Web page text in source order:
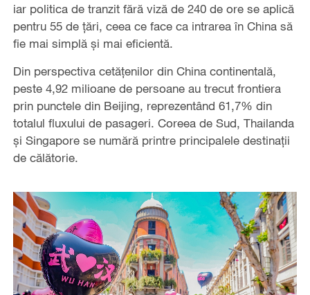
iar politica de tranzit fără viză de 240 de ore se aplică
pentru 55 de țări, ceea ce face ca intrarea în China să
fie mai simplă și mai eficientă.
Din perspectiva cetățenilor din China continentală,
peste 4,92 milioane de persoane au trecut frontiera
prin punctele din Beijing, reprezentând 61,7% din
totalul fluxului de pasageri. Coreea de Sud, Thailanda
și Singapore se numără printre principalele destinații
de călătorie.